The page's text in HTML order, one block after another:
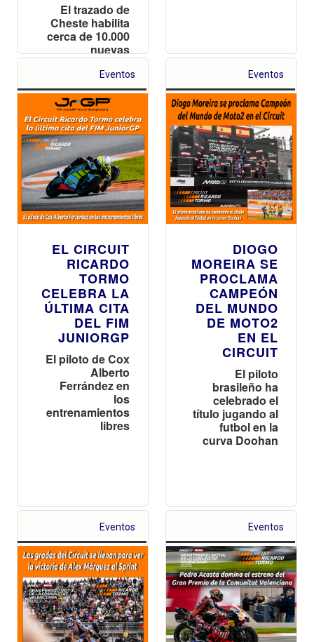
El trazado de
Cheste habilita
cerca de 10.000
nuevas
localidades en
las tribunas
Superior
Naranja y
Amarilla tras
agotar
prácticamente
el boletaje
inicial
Eventos
EL CIRCUIT
RICARDO
TORMO
CELEBRA LA
ÚLTIMA CITA
DEL FIM
JUNIORGP
El piloto de Cox
Alberto
Ferrández en
los
entrenamientos
libres
Eventos
DIOGO
MOREIRA SE
PROCLAMA
CAMPEÓN
DEL MUNDO
DE MOTO2
EN EL
CIRCUIT
El piloto
brasileño ha
celebrado el
título jugando al
futbol en la
curva Doohan
Eventos Eventos